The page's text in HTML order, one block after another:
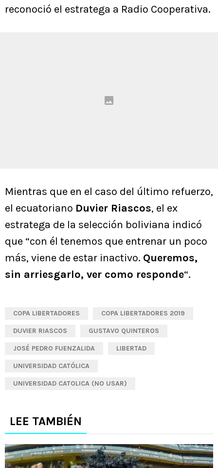
reconoció el estratega a Radio Cooperativa.
Mientras que en el caso del último refuerzo,
el ecuatoriano Duvier Riascos, el ex
estratega de la selección boliviana indicó
que “con él tenemos que entrenar un poco
más, viene de estar inactivo. Queremos,
sin arriesgarlo, ver como responde“.
COPA LIBERTADORES COPA LIBERTADORES 2019
DUVIER RIASCOS GUSTAVO QUINTEROS
JOSÉ PEDRO FUENZALIDA LIBERTAD
UNIVERSIDAD CATÓLICA
UNIVERSIDAD CATOLICA (NO USAR)
LEE TAMBIÉN